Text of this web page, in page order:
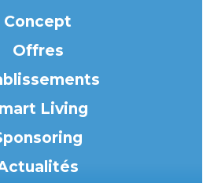
Concept
Offres
Living